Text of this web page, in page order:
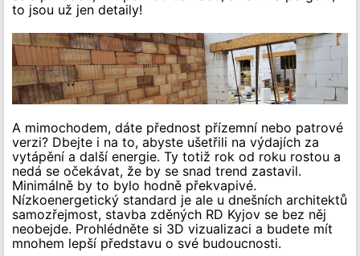
to jsou už jen detaily!
A mimochodem, dáte přednost přízemní nebo patrové
verzi? Dbejte i na to, abyste ušetřili na výdajích za
vytápění a další energie. Ty totiž rok od roku rostou a
nedá se očekávat, že by se snad trend zastavil.
Minimálně by to bylo hodně překvapivé.
Nízkoenergetický standard je ale u dnešních architektů
samozřejmost, stavba zděných RD Kyjov se bez něj
neobejde. Prohlédněte si 3D vizualizaci a budete mít
mnohem lepší představu o své budoucnosti.